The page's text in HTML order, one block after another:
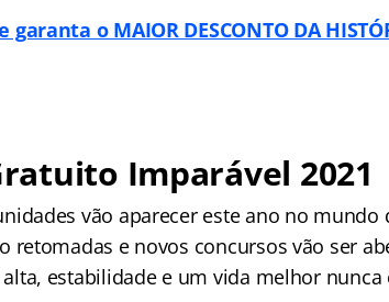
garanta o MAIOR DESCONTO DA
Imparável 2021
vão aparecer este ano no mundo
retomadas e novos concursos vão ser
estabilidade e um vida melhor nunca